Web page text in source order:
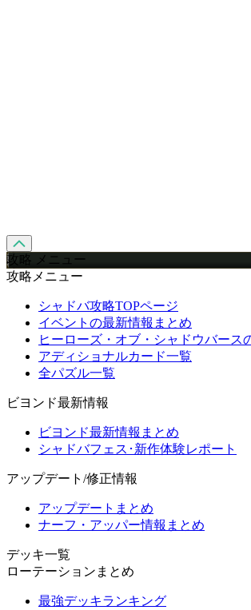
攻略 メニュー
攻略メニュー
シャドバ攻略TOPページ
イベントの最新情報まとめ
ヒーローズ・オブ・シャドウバース
アディショナルカード一覧
全パズル一覧
ビヨンド最新情報
ビヨンド最新情報まとめ
シャドバフェス･新作体験レポート
アップデート/修正情報
アップデートまとめ
ナーフ・アッパー情報まとめ
デッキ一覧
ローテーションまとめ
最強デッキランキング